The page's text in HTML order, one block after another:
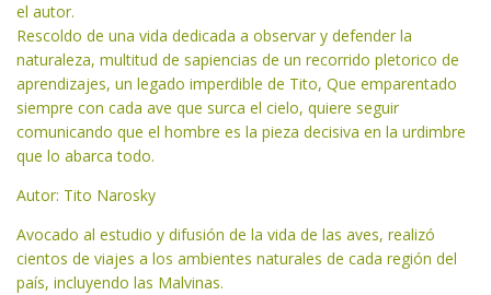
el autor.
Rescoldo de una vida dedicada a observar y defender la
naturaleza, multitud de sapiencias de un recorrido pletorico de
aprendizajes, un legado imperdible de Tito, Que emparentado
siempre con cada ave que surca el cielo, quiere seguir
comunicando que el hombre es la pieza decisiva en la urdimbre
que lo abarca todo.
Autor: Tito Narosky
Avocado al estudio y difusión de la vida de las aves, realizó
cientos de viajes a los ambientes naturales de cada región del
país, incluyendo las Malvinas.